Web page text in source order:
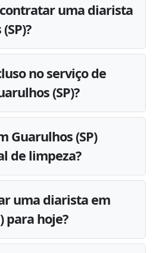
uma diarista
no serviço de
(SP)?
Guarulhos (SP)
de limpeza?
uma diarista em
para hoje?